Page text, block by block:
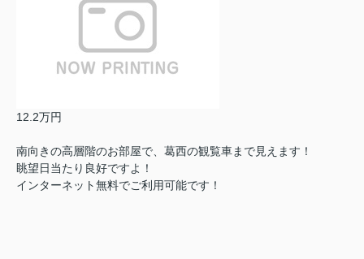
12.2万円
南向きの高層階のお部屋で、葛西の観覧車まで見えます！
眺望日当たり良好ですよ！
インターネット無料でご利用可能です！